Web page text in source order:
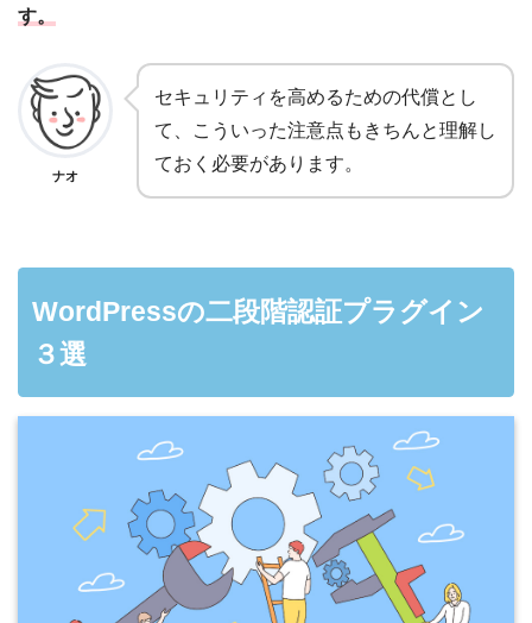
す。
ナオ
セキュリティを高めるための代償とし
て、こういった注意点もきちんと理解し
ておく必要があります。
WordPressの二段階認証プラグイン
３選